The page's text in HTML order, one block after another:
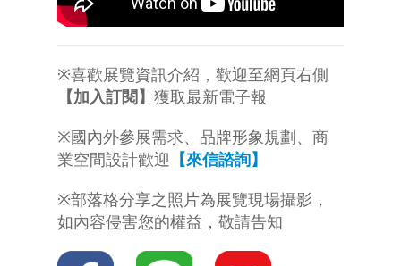
※喜歡展覽資訊介紹，歡迎至網頁右側
【加入訂閱】 獲取最新電子報
※國內外參展需求、品牌形象規劃、商
業空間設計歡迎 【來信諮詢】
※部落格分享之照片為展覽現場攝影，
如內容侵害您的權益，敬請告知